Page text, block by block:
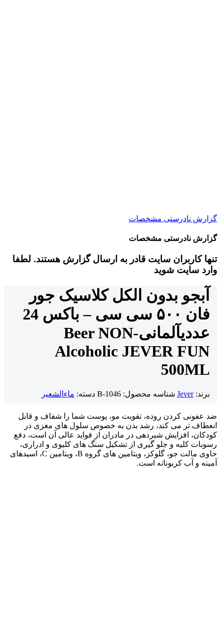
گزارش نادرستی مشخصات
گزارش نادرستی مشخصات
تنها کاربران سایت قادر به ارسال گزارش هستند. لطفا
وارد سایت شوید
آبجو بدون الکل کلاسیک جور
فان ۵۰۰ سی سی – باکس 24
عددیآلمانیBeer NON-
Alcoholic JEVER FUN
500ML
برند:Jever شناسه محصول: B-1046 دسته: ماءالشعیر
ضد عفونی کردن روده، تقویت مو، پوست شما را شفاف و قابل
انعطاف تر می کند، رشد بدن به خصوص سلول های مغزی در
کودکان، افزایش شیردهی در مادران از فواید عالی آن است، دفع
رسوبات کلیه و جلو گیری از تشکیل سنگ های کلیوی و ادراری،
حاوی مالت جو، گلوکز، ویتامین های گروه B، ویتامین C، اسیدهای
آمینه و آب کربوناته است.